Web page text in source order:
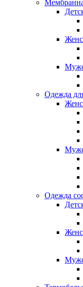
Одежда
Одежда